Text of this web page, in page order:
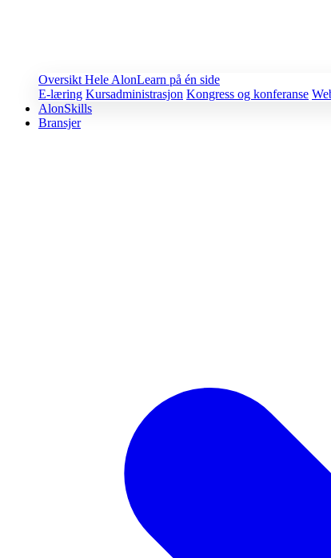
Oversikt Hele AlonLearn på én side
E-læring Kursadministrasjon Kongress og konferanse
AlonSkills
Bransjer